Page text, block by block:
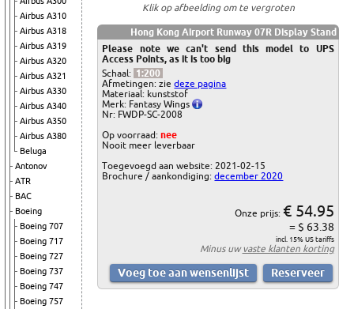
Airbus A310
Airbus A318
Airbus A319
Airbus A320
Airbus A321
Airbus A330
Airbus A340
Airbus A350
Airbus A380
Beluga
Antonov
ATR
BAC
Boeing
Boeing 707
Boeing 717
Boeing 727
Boeing 737
Boeing 747
Boeing 757
Klik op afbeelding om te vergroten
Hong Kong Airport Runway 07R Display Stand
Please note we can't send this model to UPS
Access Points, as it is too big
Schaal: 1:200
Afmetingen: ziedeze pagina
Materiaal: kunststof
Merk: Fantasy Wings
Nr: FWDP-SC-2008
Op voorraad:nee
Nooit meer leverbaar
Toegevoegd aan website: 2021-02-15
Brochure / aankondiging:december 2020
Onze prijs: € 54.95
= $ 63.38
incl. 15% US tariffs
Minus uwvaste klanten korting